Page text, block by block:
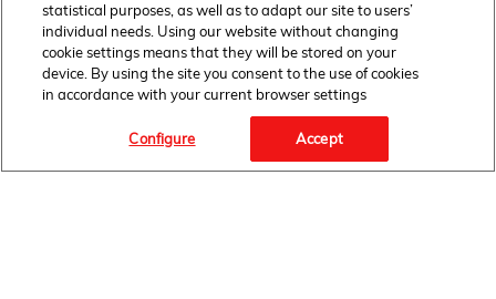
FOLLOW
Facebook Link" target="_blank">
statistical purposes, as well as to adapt our site to users’
individual needs. Using our website without changing
cookie settings means that they will be stored on your
device. By using the site you consent to the use of cookies
in accordance with your current browser settings
Configure Accept